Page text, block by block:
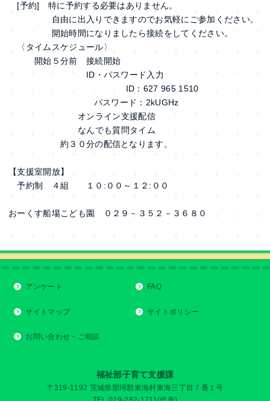
[予約] 特に予約する必要はありません。
自由に出入りできますのでお気軽にご参加ください。
開始時間になりましたら接続をしてください。
〈タイムスケジュール〉
開始５分前 接続開始
ID・パスワード入力
ID：627 965 1510
パスワード：2kUGHz
オンライン支援配信
なんでも質問タイム
約３０分の配信となります。
【支援室開放】
予約制 ４組 １０:００～１２:００
おーくす船場こども園 ０２９－３５２－３６８０
アンケート FAQ
サイトマップ サイトポリシー
お問い合わせ・ご相談
福祉部子育て支援課
〒319-1192 茨城県那珂郡東海村東海三丁目７番１号